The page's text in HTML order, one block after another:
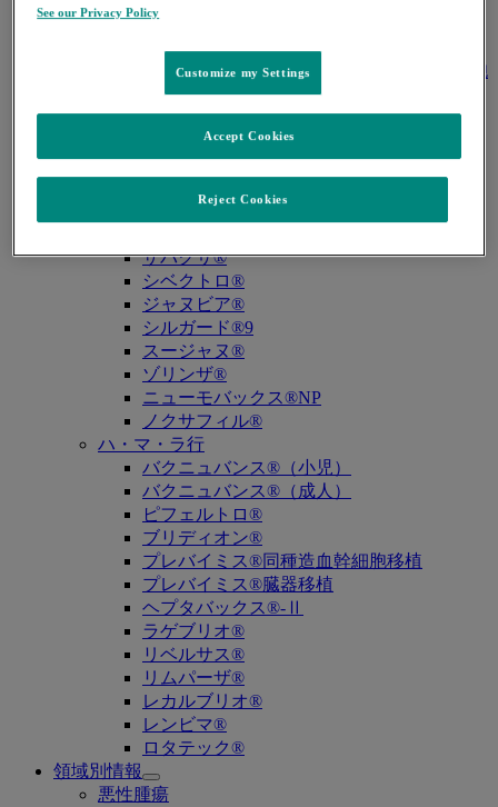
キイトルーダ®（古典的ホジキンリンパ
腫）
キイトルーダ®（原発性縦隔大細胞型B細胞
リンパ腫（PMBCL））
キイトルーダ®（MSI-High固形癌）
キイトルーダ®（MSI-High結腸・直腸癌）
キイトルーダ®（TMB-High固形癌）
キュビシン®
ザバクサ®
シベクトロ®
ジャヌビア®
シルガード®9
スージャヌ®
ゾリンザ®
ニューモバックス®NP
ノクサフィル®
ハ・マ・ラ行
バクニュバンス®（小児）
バクニュバンス®（成人）
ピフェルトロ®
ブリディオン®
プレバイミス®同種造血幹細胞移植
プレバイミス®臓器移植
ヘプタバックス®-Ⅱ
ラゲブリオ®
リベルサス®
リムパーザ®
レカルブリオ®
レンビマ®
ロタテック®
領域別情報
Open
submenu
悪性腫瘍
See our Privacy Policy
Customize my Settings
Reject Cookies
Accept Cookies